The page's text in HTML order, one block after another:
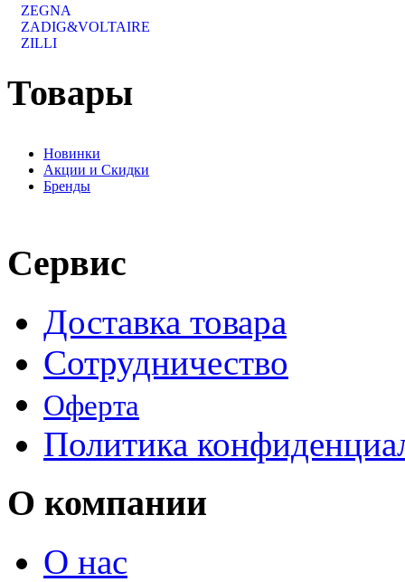
ZEGNA
ZADIG&VOLTAIRE
ZILLI
Товары
Новинки
Акции и Скидки
Бренды
Сервис
Доставка товара
Сотрудничество
Оферта
Политика
О компании
О нас